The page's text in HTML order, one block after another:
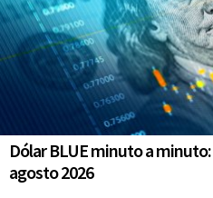
Dólar BLUE minuto a
agosto 2026